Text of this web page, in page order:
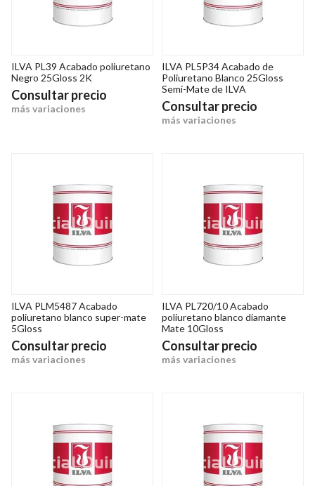
ILVA PL39 Acabado poliuretano
Negro 25Gloss 2K
Consultar precio
más variaciones
ILVA PL5P34 Acabado de
Poliuretano Blanco 25Gloss
Semi-Mate de ILVA
Consultar precio
más variaciones
ILVA PLM5487 Acabado
poliuretano blanco super-mate
5Gloss
Consultar precio
más variaciones
ILVA PL720/10 Acabado
poliuretano blanco diamante
Mate 10Gloss
Consultar precio
más variaciones